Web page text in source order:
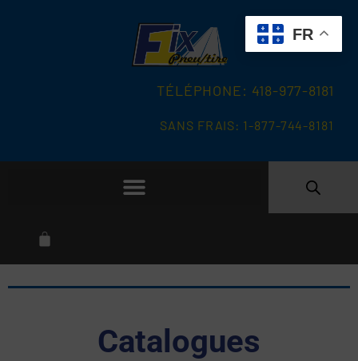
TÉLÉPHONE: 418-977-8181
SANS FRAIS: 1-877-744-8181
Catalogues
FR